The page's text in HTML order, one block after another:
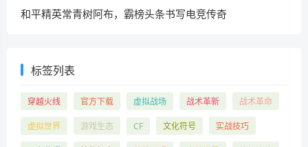
和平精英常青树阿布，霸榜头条书写电竞传奇
标签列表
穿越火线 官方下载 虚拟战场 战术革新 战术革命
虚拟世界 游戏生态 CF 文化符号 实战技巧